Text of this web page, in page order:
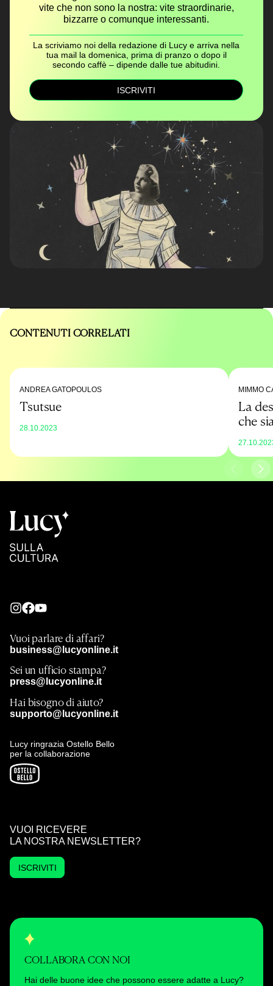
vite che non sono la nostra: vite straordinarie,
bizzarre o comunque interessanti.
La scriviamo noi della redazione di Lucy e arriva nella
tua mail la domenica, prima di pranzo o dopo il
secondo caffè – dipende dalle tue abitudini.
ISCRIVITI
CONTENUTI CORRELATI
ANDREA GATOPOULOS
Tsutsue
28.10.2023
MIMMO
La
che
Vuoi parlare di affari?
business@lucyonline.it
Sei un ufficio stampa?
press@lucyonline.it
Hai bisogno di aiuto?
supporto@lucyonline.it
Lucy ringrazia Ostello Bello
per la collaborazione
VUOI RICEVERE
LA NOSTRA NEWSLETTER?
ISCRIVITI
COLLABORA CON NOI
Hai delle buone idee che possono essere adatte a Lucy?